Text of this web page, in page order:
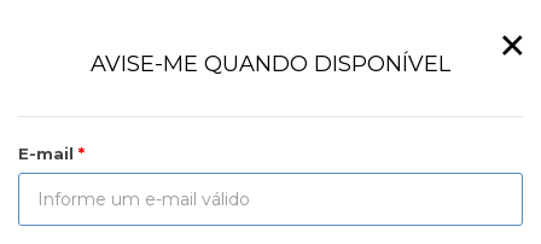
×
AVISE-ME QUANDO DISPONÍVEL
E-mail